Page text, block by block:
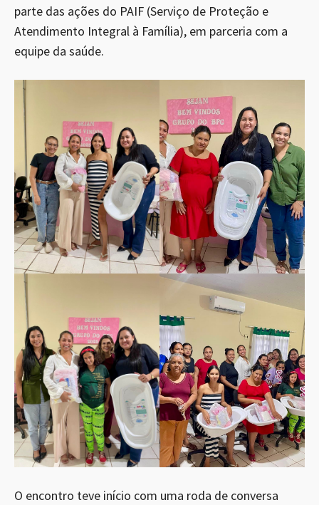
parte das ações do PAIF (Serviço de Proteção e
Atendimento Integral à Família), em parceria com a
equipe da saúde.
O encontro teve início com uma roda de conversa